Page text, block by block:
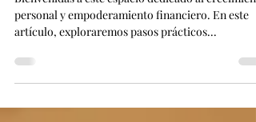
Sencillo para Mujeres
Bienvenidas a este espacio dedicado al
artículo, exploraremos pasos prácticos...